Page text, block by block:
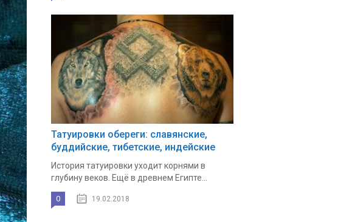
Татуировки обереги: славянские,
буддийские, тибетские, индейские
История татуировки уходит корнями в
глубину веков. Ещё в древнем Египте...
0 19.02.2018